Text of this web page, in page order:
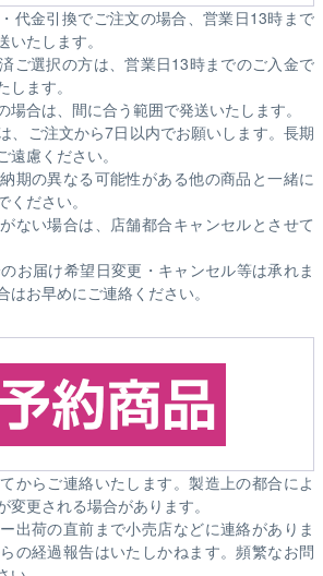
代金引換でご注文の場合、営業日13時まで
たします。
ご選択の方は、営業日13時までのご入金で
ます。
場合は、間に合う範囲で発送いたします。
、ご注文から7日以内でお願いします。長期
慮ください。
期の異なる可能性がある他の商品と一緒に
ださい。
ない場合は、店舗都合キャンセルとさせて
お届け希望日変更・キャンセル等は承れま
お早めにご連絡ください。
からご連絡いたします。製造上の都合によ
変更される場合があります。
出荷の直前まで小売店などに連絡がありま
の経過報告はいたしかねます。頻繁なお問